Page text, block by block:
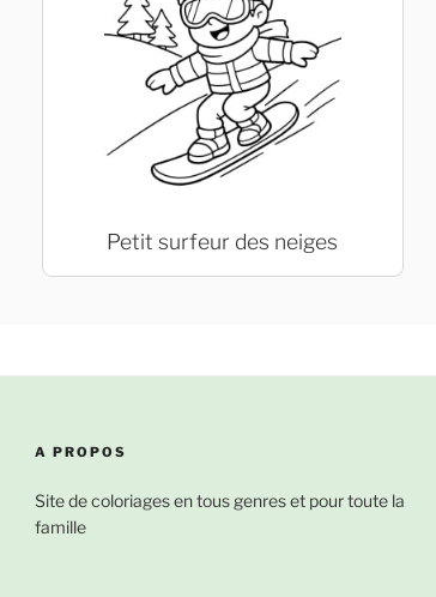
Petit surfeur des neiges
A PROPOS
Site de coloriages en tous genres et pour toute la
famille